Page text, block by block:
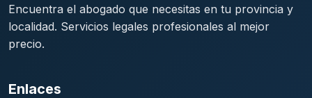
Encuentra el abogado que necesitas en tu provincia y
localidad. Servicios legales profesionales al mejor
precio.
Enlaces